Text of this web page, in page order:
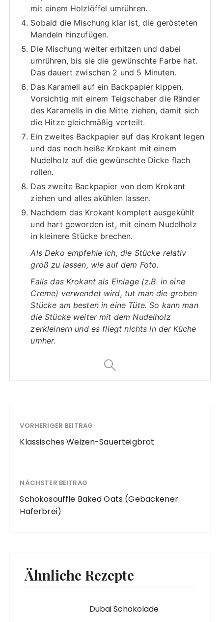
mit einem Holzlöffel umrühren.
Sobald die Mischung klar ist, die gerösteten
Mandeln hinzufügen.
Die Mischung weiter erhitzen und dabei
umrühren, bis sie die gewünschte Farbe hat.
Das dauert zwischen 2 und 5 Minuten.
Das Karamell auf ein Backpapier kippen.
Vorsichtig mit einem Teigschaber die Ränder
des Karamells in die Mitte ziehen, damit sich
die Hitze gleichmäßig verteilt.
Ein zweites Backpapier auf das Krokant legen
und das noch heiße Krokant mit einem
Nudelholz auf die gewünschte Dicke flach
rollen.
Das zweite Backpapier von dem Krokant
ziehen und alles akühlen lassen.
Nachdem das Krokant komplett ausgekühlt
und hart geworden ist, mit einem Nudelholz
in kleinere Stücke brechen.
Als Deko empfehle ich, die Stücke relativ
groß zu lassen, wie auf dem Foto.
Falls das Krokant als Einlage (z.B. in eine
Creme) verwendet wird, tut man die groben
Stücke am besten in eine Tüte. So kann man
die Stücke weiter mit dem Nudelholz
zerkleinern und es fliegt nichts in der Küche
umher.
VORHERIGER BEITRAG
Klassisches Weizen-Sauerteigbrot
NÄCHSTER BEITRAG
Schokosouffle Baked Oats (Gebackener
Haferbrei)
Ähnliche Rezepte
Dubai Schokolade